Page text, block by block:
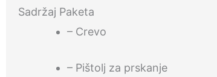
Sadržaj Paketa
– Crevo
– Pištolj za prskanje